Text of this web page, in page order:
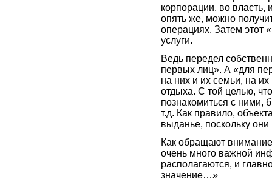
корпорации, во
опять же, можно
операциях. Затем этот
услуги.
Ведь передел
первых лиц». А «для
на них и их семьи, на
отдыха. С той целью,
познакомиться с ними,
т.д. Как правило,
выданье, поскольку
Как обращают
очень много важной
располагаются, и
значение…»